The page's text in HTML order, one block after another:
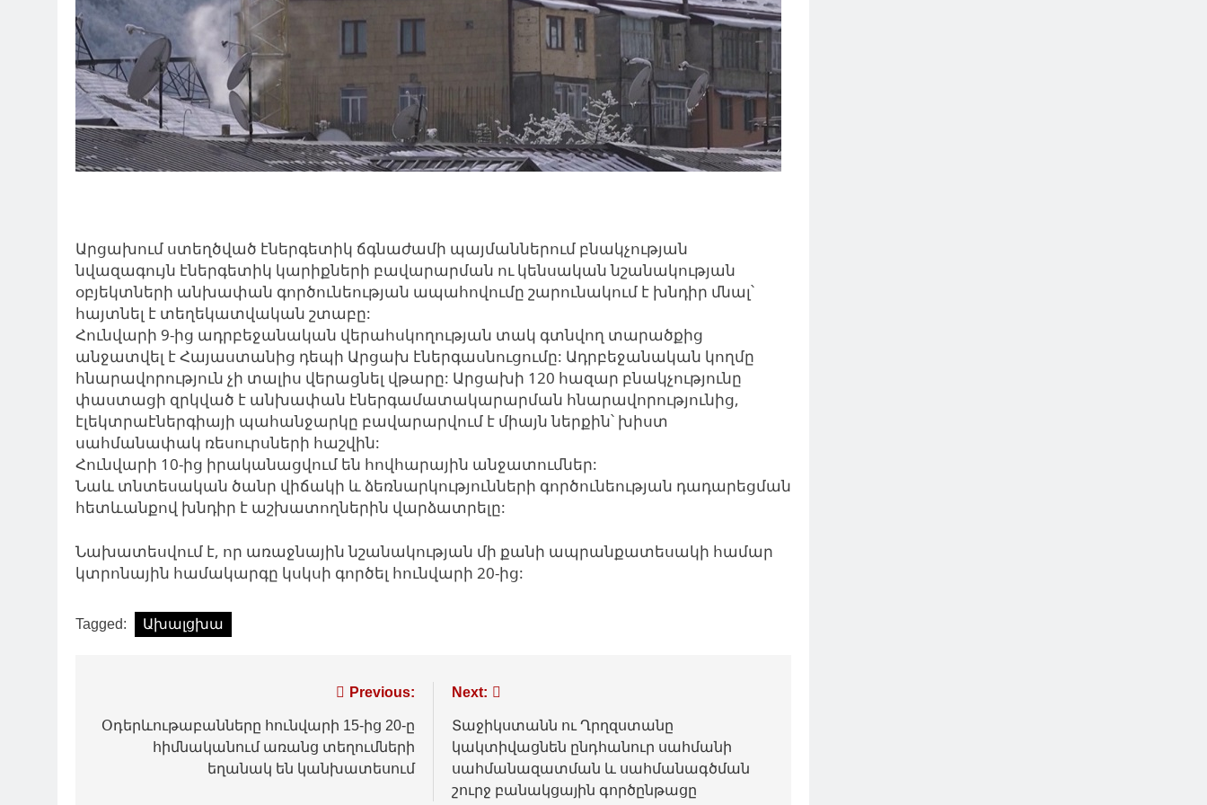
Արցախում ստեղծված էներգետիկ ճգնաժամի պայմաններում բնակչության
նվազագույն էներգետիկ կարիքների բավարարման ու կենսական նշանակության
օբյեկտների անխափան գործունեության ապահովումը շարունակում է խնդիր մնալ՝
հայտնել է տեղեկատվական շտաբը:
Հունվարի 9-ից ադրբեջանական վերահսկողության տակ գտնվող տարածքից
անջատվել է Հայաստանից դեպի Արցախ էներգասնուցումը: Ադրբեջանական կողմը
հնարավորություն չի տալիս վերացնել վթարը: Արցախի 120 հազար բնակչությունը
փաստացի զրկված է անխափան էներգամատակարարման հնարավորությունից,
էլեկտրաէներգիայի պահանջարկը բավարարվում է միայն ներքին՝ խիստ
սահմանափակ ռեսուրսների հաշվին:
Հունվարի 10-ից իրականացվում են հովհարային անջատումներ:
Նաև տնտեսական ծանր վիճակի և ձեռնարկությունների գործունեության դադարեցման
հետևանքով խնդիր է աշխատողներին վարձատրելը:
Նախատեսվում է, որ առաջնային նշանակության մի քանի ապրանքատեսակի համար
կտրոնային համակարգը կսկսի գործել հունվարի 20-ից:
Tagged: Ախալցխա
նավարկումը
Previous:
Օդերևութաբանները հունվարի 15-ից 20-ը
հիմնականում առանց տեղումների
եղանակ են կանխատեսում
Next:
Տաջիկստանն ու Ղրղզստանը
կակտիվացնեն ընդհանուր սահմանի
սահմանազատման և սահմանագծման
շուրջ բանակցային գործընթացը